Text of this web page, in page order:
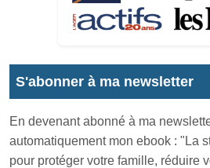
S'abonner à ma newsletter
En devenant abonné à ma
automatiquement mon ebook : "La
pour protéger votre famille, réduire